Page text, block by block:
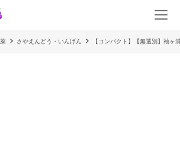
さやえんどう・いんげん 【コンパクト】【無選別】袖ヶ